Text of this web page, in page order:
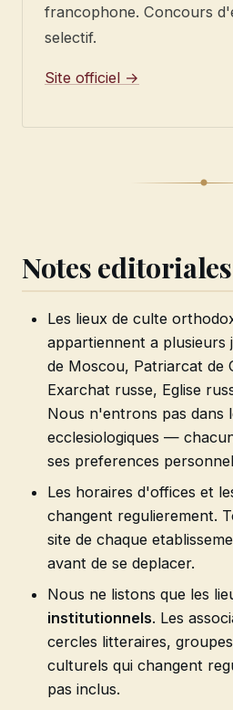
francophone. Concours
selectif.
Site officiel →
Notes editoriales
Les lieux de culte
appartiennent a plusieurs
de Moscou, Patriarcat de
Exarchat russe, Eglise
Nous n'entrons pas dans
ecclesiologiques —
ses preferences
Les horaires d'offices et
changent regulierement.
site de chaque
avant de se deplacer.
Nous ne listons que les
institutionnels. Les
cercles litteraires,
culturels qui changent
pas inclus.